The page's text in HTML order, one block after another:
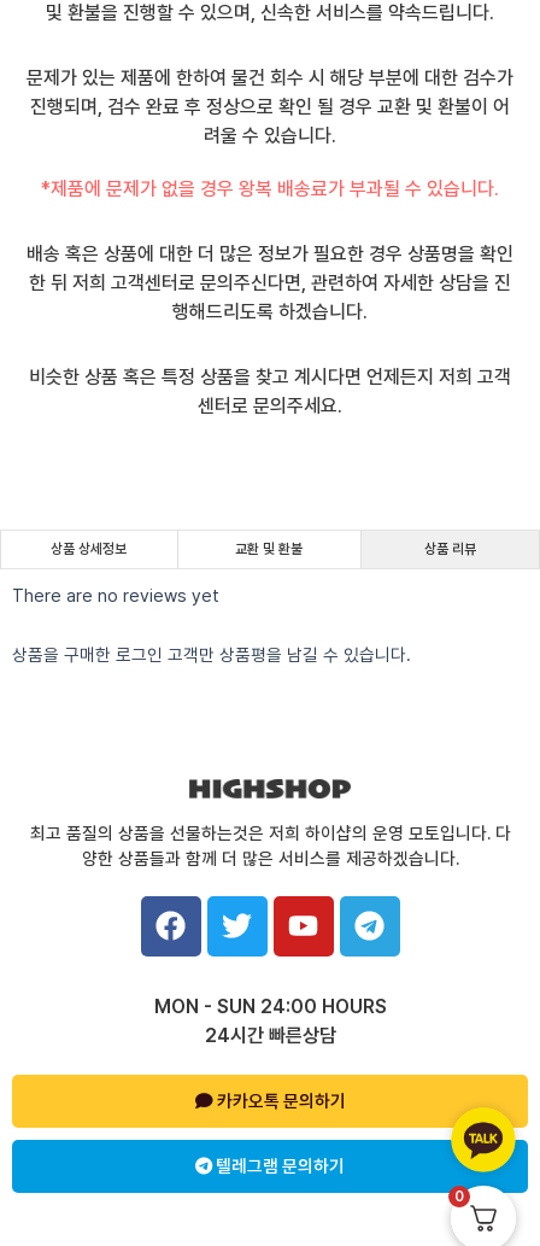
및 환불을 진행할 수 있으며, 신속한 서비스를 약속드립니다.
문제가 있는 제품에 한하여 물건 회수 시 해당 부분에 대한 검수가
진행되며, 검수 완료 후 정상으로 확인 될 경우 교환 및 환불이 어
려울 수 있습니다.
*제품에 문제가 없을 경우 왕복 배송료가 부과될 수 있습니다.
배송 혹은 상품에 대한 더 많은 정보가 필요한 경우 상품명을 확인
한 뒤 저희 고객센터로 문의주신다면, 관련하여 자세한 상담을 진
행해드리도록 하겠습니다.
비슷한 상품 혹은 특정 상품을 찾고 계시다면 언제든지 저희 고객
센터로 문의주세요.
상품 상세정보 교환 및 환불 상품 리뷰
There are no reviews yet
상품을 구매한 로그인 고객만 상품평을 남길 수 있습니다.
최고 품질의 상품을 선물하는것은 저희 하이샵의 운영 모토입니다. 다
양한 상품들과 함께 더 많은 서비스를 제공하겠습니다.
F
a
c
b
o
T
w
i
t
e
r
Y
o
u
u
b
e
T
e
l
g
a
MON - SUN 24:00 HOURS
24시간 빠른상담
카카오톡 문의하기
텔레그램 문의하기
0